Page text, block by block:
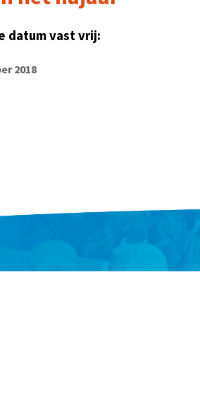
datum vast vrij:
2018